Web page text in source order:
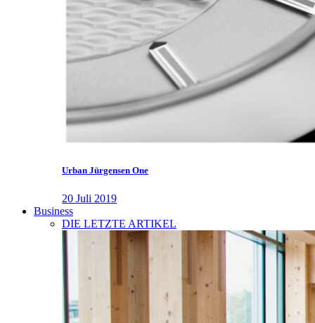
Urban Jürgensen One
20 Juli 2019
Business
DIE LETZTE ARTIKEL